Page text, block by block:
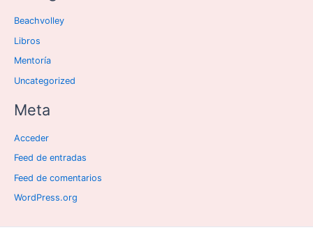
Beachvolley
Libros
Mentoría
Uncategorized
Meta
Acceder
Feed de entradas
Feed de comentarios
WordPress.org